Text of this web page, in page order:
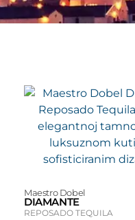
Maestro Dobel
DIAMANTE
REPOSADO TEQUILA